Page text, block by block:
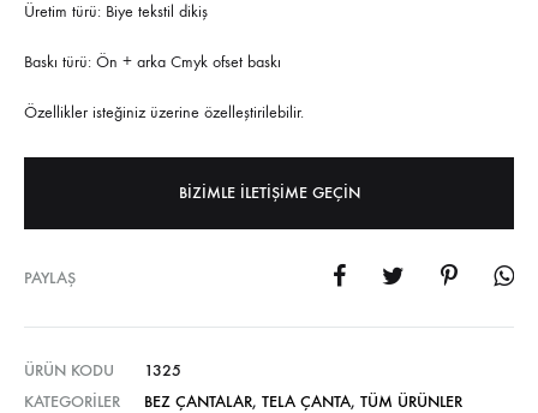
Üretim türü: Biye tekstil dikiş
Baskı türü: Ön + arka Cmyk ofset baskı
Özellikler isteğiniz üzerine özelleştirilebilir.
BIZIMLE ILETIŞIME GEÇIN
PAYLAŞ
ÜRÜN KODU
1325
KATEGORILER
BEZ ÇANTALAR, TELA ÇANTA, TÜM ÜRÜNLER